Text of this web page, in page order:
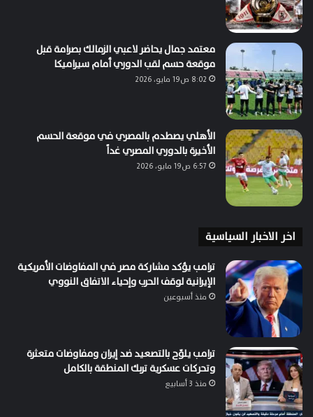
معتمد جمال يحاضر لاعبي الزمالك بصرامة قبل
موقعة حسم لقب الدوري أمام سيراميكا
8:02 ص19 مايو، 2026
الأهلي يصطدم بالمصري في موقعة الحسم
الأخيرة بالدوري المصري غداً
6:57 ص19 مايو، 2026
اخر الاخبار السياسية
ترامب يؤكد مشاركة مصر في المفاوضات الأمريكية
الإيرانية لوقف الحرب وإحياء الاتفاق النووي
منذ أسبوعين
ترامب يلوّح بالتصعيد ضد إيران ومفاوضات متعثرة
وتحركات عسكرية تربك المنطقة بالكامل
منذ 3 أسابيع